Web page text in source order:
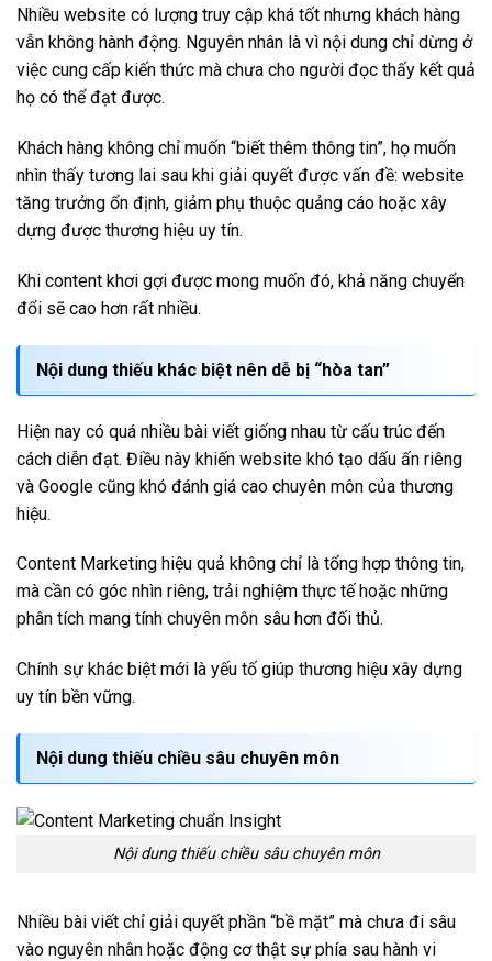
Nhiều website có lượng truy cập khá tốt nhưng khách hàng
vẫn không hành động. Nguyên nhân là vì nội dung chỉ dừng ở
việc cung cấp kiến thức mà chưa cho người đọc thấy kết quả
họ có thể đạt được.
Khách hàng không chỉ muốn “biết thêm thông tin”, họ muốn
nhìn thấy tương lai sau khi giải quyết được vấn đề: website
tăng trưởng ổn định, giảm phụ thuộc quảng cáo hoặc xây
dựng được thương hiệu uy tín.
Khi content khơi gợi được mong muốn đó, khả năng chuyển
đổi sẽ cao hơn rất nhiều.
Nội dung thiếu khác biệt nên dễ bị “hòa tan”
Hiện nay có quá nhiều bài viết giống nhau từ cấu trúc đến
cách diễn đạt. Điều này khiến website khó tạo dấu ấn riêng
và Google cũng khó đánh giá cao chuyên môn của thương
hiệu.
Content Marketing hiệu quả không chỉ là tổng hợp thông tin,
mà cần có góc nhìn riêng, trải nghiệm thực tế hoặc những
phân tích mang tính chuyên môn sâu hơn đối thủ.
Chính sự khác biệt mới là yếu tố giúp thương hiệu xây dựng
uy tín bền vững.
Nội dung thiếu chiều sâu chuyên môn
Nội dung thiếu chiều sâu chuyên môn
Nhiều bài viết chỉ giải quyết phần “bề mặt” mà chưa đi sâu
vào nguyên nhân hoặc động cơ thật sự phía sau hành vi